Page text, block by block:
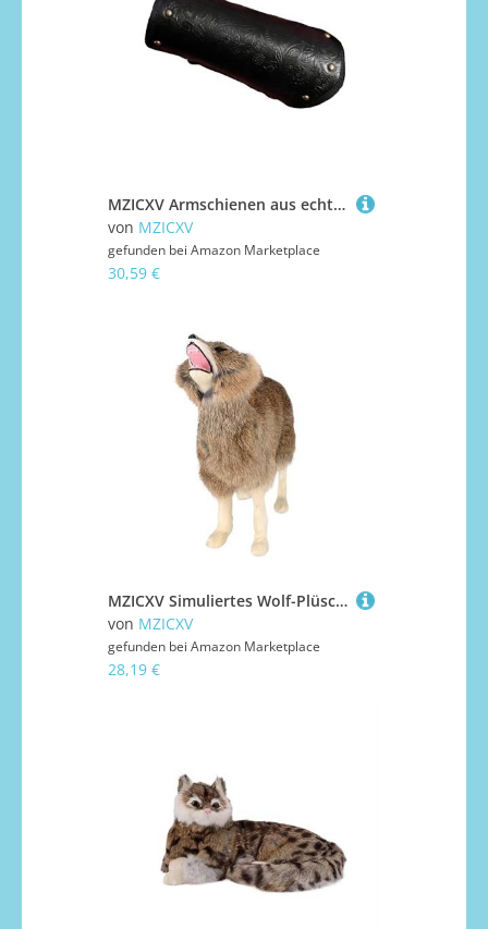
MZICXV Armschienen aus echtem Leder for Hanfu & Feiyufu | Armschützer | Verstellbare Schnürung(B)
von MZICXV
gefunden bei Amazon Marketplace
30,59 €
MZICXV Simuliertes Wolf-Plüschtier, Heimtextilien, Wolf-Totem, handgefertigtes Tiermodell, Simulations-Requisiten, kognitive Geschenke for(Brass,Large)
von MZICXV
gefunden bei Amazon Marketplace
28,19 €